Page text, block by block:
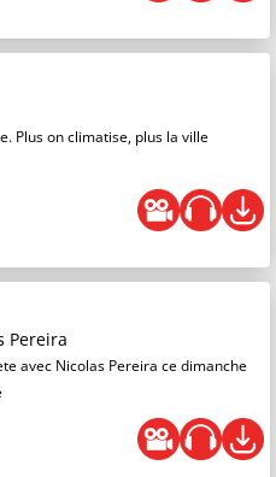
Plus on climatise, plus la ville
Pereira
avec Nicolas Pereira ce dimanche